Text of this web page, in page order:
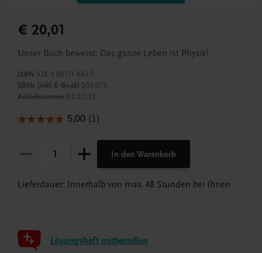
€ 20,01
Unser Buch beweist: Das ganze Leben ist Physik!
ISBN 978-3-99151-663-7
SBNr. (inkl. E-Book) 200.073
Artikelnummer 03122123
In den Warenkorb
Lieferdauer: Innerhalb von max. 48 Stunden bei Ihnen
Lösungsheft mitbestellen